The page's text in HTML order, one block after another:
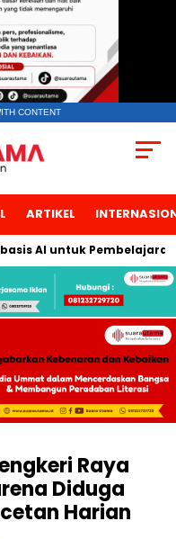
CONTENT
ARTIKEL
untuk Pembelajaran
Raya
Diduga
Harian